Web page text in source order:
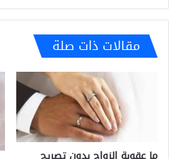
مقالات ذات صلة